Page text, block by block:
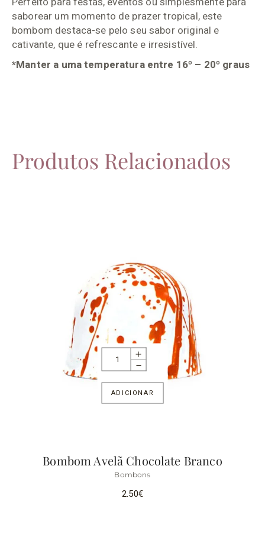
saborear um momento de prazer tropical, este
bombom destaca-se pelo seu sabor original e
cativante, que é refrescante e irresistível.
*Manter a uma temperatura entre 16º – 20º graus
Produtos Relacionados
ADICIONAR
Bombom Avelã Chocolate Branco
Bombons
2.50€